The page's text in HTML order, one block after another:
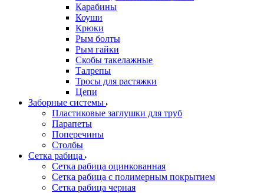
Карабины
Коуши
Крюки
Рым болты
Рым гайки
Скобы такелажные
Талрепы
Тросы для растяжки
Цепи
Заборные системы
Пластиковые заглушки для труб
Парапеты
Поперечины
Столбы
Сетка рабица
Сетка рабица оцинкованная
Сетка рабица с полимерным покрытием
Сетка рабица черная